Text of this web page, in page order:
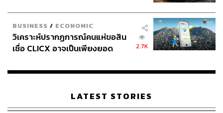
BUSINESS / ECONOMIC
วิเคราะห์ปรากฏการณ์คนแห่ขอสิน
เชื่อ CLICX อาจเป็นเพียงยอด
เรือนไทยที่ถูกซุกไว้
2.7K
LATEST STORIES